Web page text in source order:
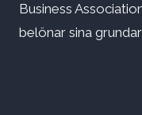
Business
belönar sina